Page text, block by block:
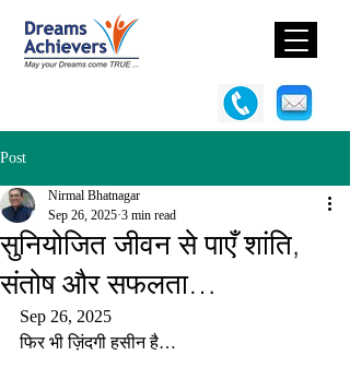
Post
सुनियोजित जीवन से पाएँ शांति,
संतोष और सफलता…
Nirmal Bhatnagar
Sep 26, 2025 3 min read
Sep 26, 2025
फिर भी ज़िंदगी हसीन है…